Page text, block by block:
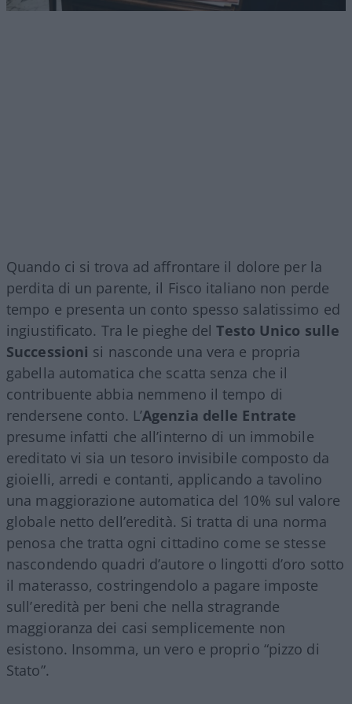
Quando ci si trova ad affrontare il dolore per la
perdita di un parente, il Fisco italiano non perde
tempo e presenta un conto spesso salatissimo ed
ingiustificato. Tra le pieghe delTesto Unico sulle
Successioni si nasconde una vera e propria
gabella automatica che scatta senza che il
contribuente abbia nemmeno il tempo di
rendersene conto. L’Agenzia delle Entrate
presume infatti che all’interno di un immobile
ereditato vi sia un tesoro invisibile composto da
gioielli, arredi e contanti, applicando a tavolino
una maggiorazione automatica del 10% sul valore
globale netto dell’eredità. Si tratta di una norma
penosa che tratta ogni cittadino come se stesse
nascondendo quadri d’autore o lingotti d’oro sotto
il materasso, costringendolo a pagare imposte
sull’eredità per beni che nella stragrande
maggioranza dei casi semplicemente non
esistono. Insomma, un vero e proprio “pizzo di
Stato”.